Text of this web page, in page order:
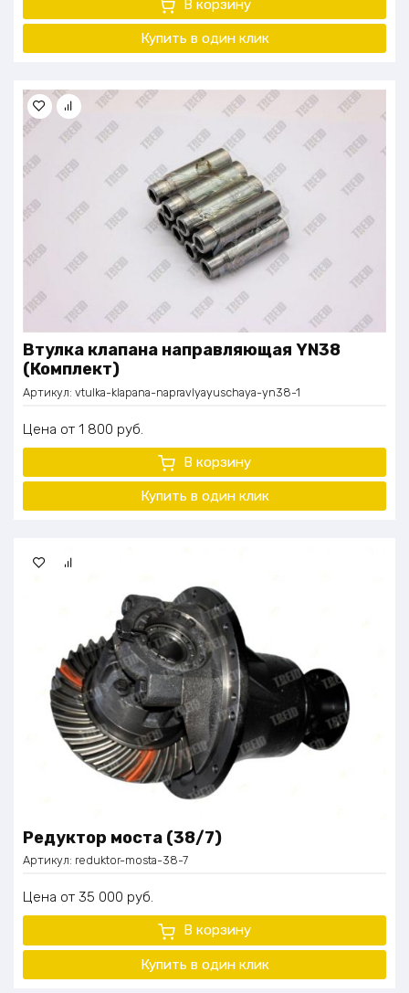
В корзину
Купить в один клик
Втулка клапана направляющая YN38
(Комплект)
Артикул: vtulka-klapana-napravlyayuschaya-yn38-1
Цена 1 800 руб.
В корзину
Купить в один клик
Редуктор моста (38/7)
Артикул: reduktor-mosta-38-7
Цена 35 000 руб.
В корзину
Купить в один клик